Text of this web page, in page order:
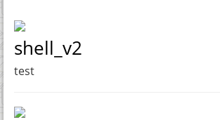
shell_v2
test